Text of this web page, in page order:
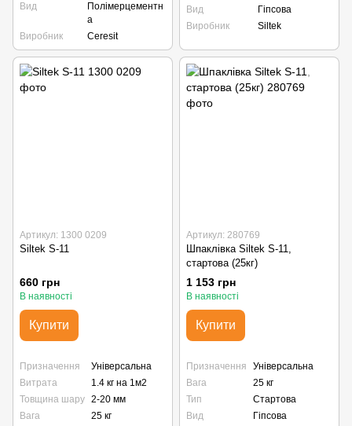
Вид
Полімерцементн
а
Виробник
Ceresit
Вид
Гіпсова
Виробник
Siltek
Артикул: 1300 0209
Siltek S-11
660 грн
В наявності
Купити
Призначення
Універсальна
Витрата
1.4 кг на 1м2
Товщина шару 2-20 мм
Вага
25 кг
Артикул: 280769
Шпаклівка Siltek S-11,
стартова (25кг)
1 153 грн
В наявності
Купити
Призначення
Універсальна
Вага
25 кг
Тип
Стартова
Вид
Гіпсова